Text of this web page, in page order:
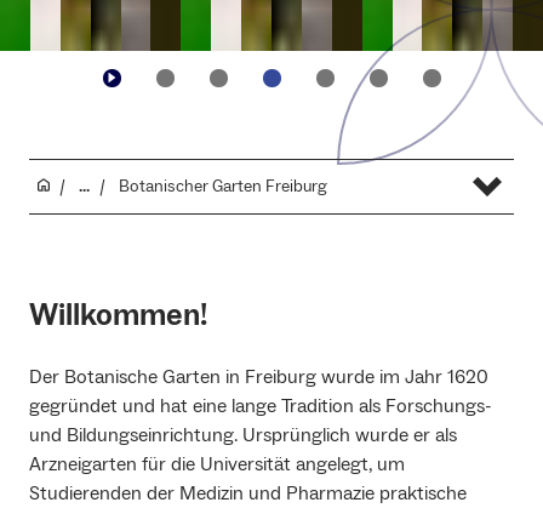
... Botanischer Garten Freiburg
Willkommen!
Der Botanische Garten in Freiburg wurde im Jahr 1620
gegründet und hat eine lange Tradition als Forschungs-
und Bildungseinrichtung. Ursprünglich wurde er als
Arzneigarten für die Universität angelegt, um
Studierenden der Medizin und Pharmazie praktische